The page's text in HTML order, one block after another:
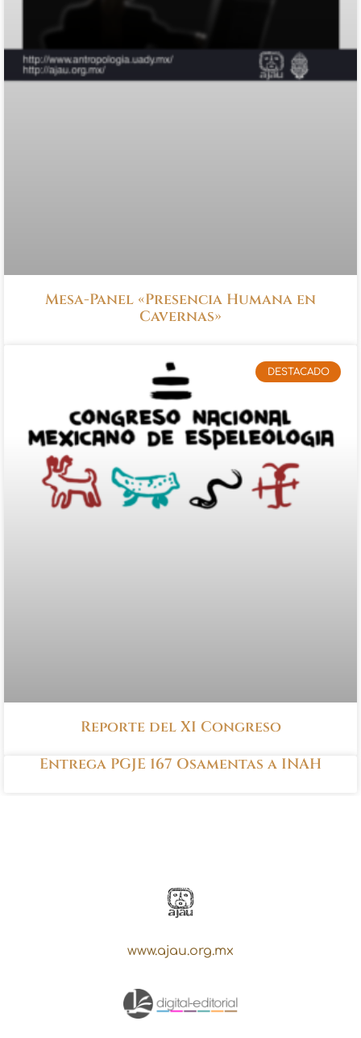
Mesa-Panel «Presencia Humana en
Cavernas»
DESTACADO
Reporte del XI Congreso
Entrega PGJE 167 Osamentas a INAH
www.ajau.org.mx